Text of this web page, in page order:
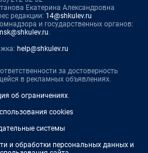
Екатерина Александровна
редакции: 14@shkulev.ru
и государственных органов:
.
help@shkulev.ru
за достоверность
в рекламных объявлениях.
об ограничениях.
cookies
системы
и обработки персональных данных и